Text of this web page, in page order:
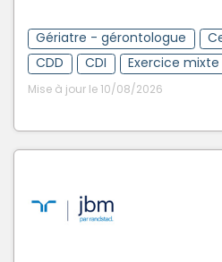
Gériatre - gérontologue
CDD
CDI Exercice
Mise à jour le 10/08/2026